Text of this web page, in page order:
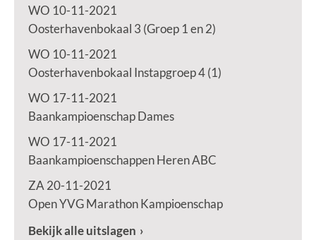
WO 10-11-2021
Oosterhavenbokaal 3 (Groep 1 en 2)
WO 10-11-2021
Oosterhavenbokaal Instapgroep 4 (1)
WO 17-11-2021
Baankampioenschap Dames
WO 17-11-2021
Baankampioenschappen Heren ABC
ZA 20-11-2021
Open YVG Marathon Kampioenschap
Bekijk alle uitslagen